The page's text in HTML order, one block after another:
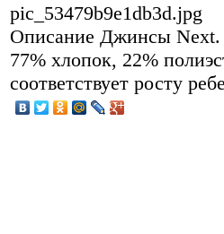
pic_53479b9e1db3d.jpg
Описание Джинсы Next.
77% хлопок, 22%
соответствует росту